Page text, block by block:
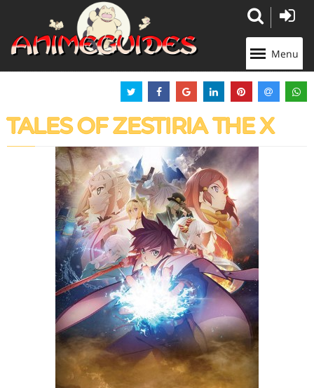
Menu
TALES OF ZESTIRIA THE X
Panneau de gestion des cookies